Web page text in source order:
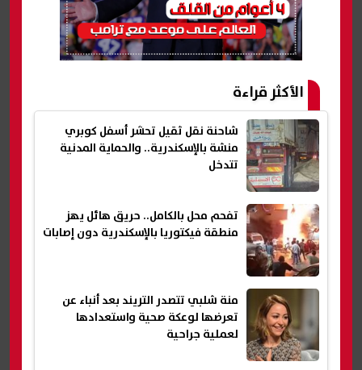
الأكثر قراءة
شاحنة نقل ثقيل تحشر أسفل كوبري
منشة بالإسكندرية.. والحماية المدنية
تتدخل
تفحم محل بالكامل.. حريق هائل يهز
منطقة فيكتوريا بالإسكندرية دون إصابات
منة شلبي تتصدر التريند بعد أنباء عن
تعرضها لوعكة صحية واستعدادها
لعملية جراحية